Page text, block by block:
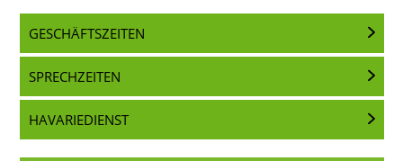
GESCHÄFTSZEITEN
SPRECHZEITEN
HAVARIEDIENST